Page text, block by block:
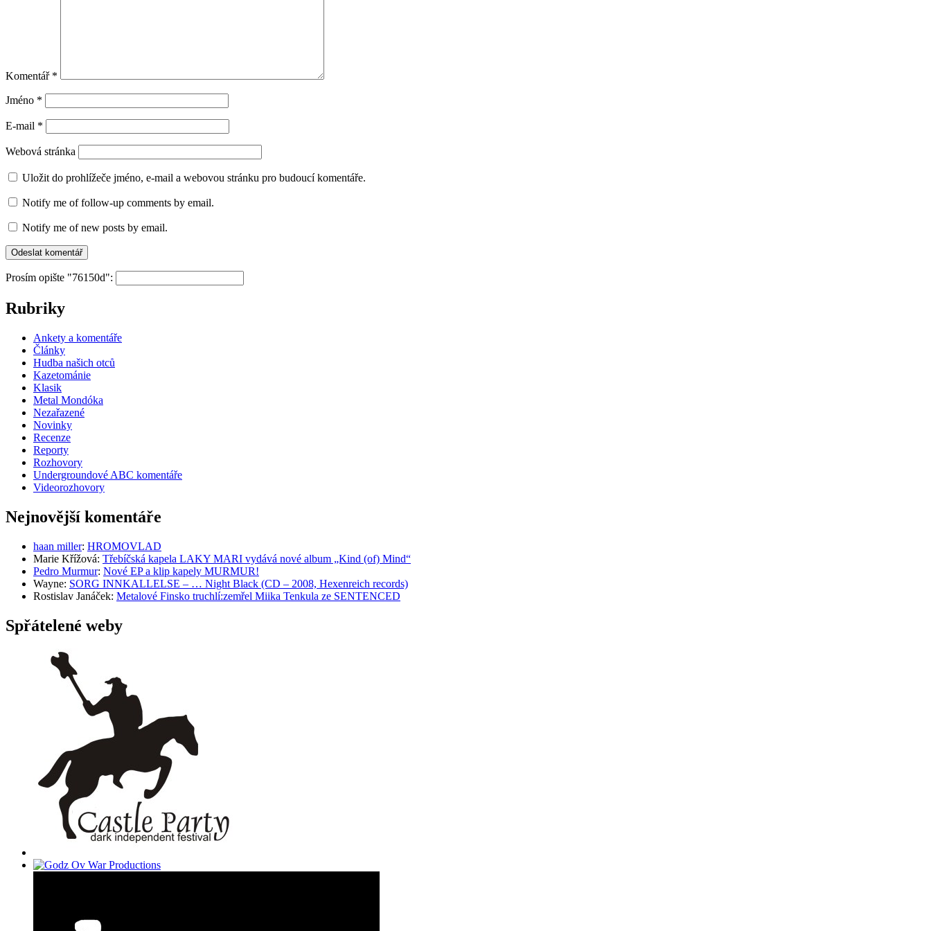
Komentář *
Jméno *
E-mail *
Webová stránka
Uložit do prohlížeče jméno, e-mail a webovou stránku pro budoucí komentáře.
Notify me of follow-up comments by email.
Notify me of new posts by email.
Prosím opište "76150d":
Rubriky
Ankety a komentáře
Články
Hudba našich otců
Kazetománie
Klasik
Metal Mondóka
Nezařazené
Novinky
Recenze
Reporty
Rozhovory
Undergroundové ABC komentáře
Videorozhovory
Nejnovější komentáře
haan miller: HROMOVLAD
Marie Křížová: Třebíčská kapela LAKY MARI vydává nové album „Kind (of) Mind“
Pedro Murmur: Nové EP a klip kapely MURMUR!
Wayne: SORG INNKALLELSE – … Night Black (CD – 2008, Hexenreich records)
Rostislav Janáček: Metalové Finsko truchlí:zemřel Miika Tenkula ze SENTENCED
Spřátelené weby